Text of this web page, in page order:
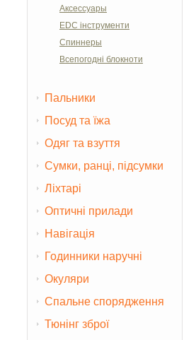
Аксессуары
EDC інструменти
Спиннеры
Всепогодні блокноти
Пальники
Посуд та їжа
Одяг та взуття
Сумки, ранці, підсумки
Ліхтарі
Оптичні прилади
Навігація
Годинники наручні
Окуляри
Спальне спорядження
Тюнінг зброї